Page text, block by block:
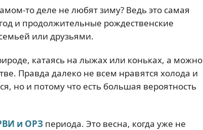
то деле не любят зиму? Ведь это самая
и продолжительные рождественские
или друзьями.
катаясь на лыжах или коньках, а можно
Правда далеко не всем нравятся холода и
но и потому что есть большая вероятность
и ОРЗ периода. Это весна, когда уже не